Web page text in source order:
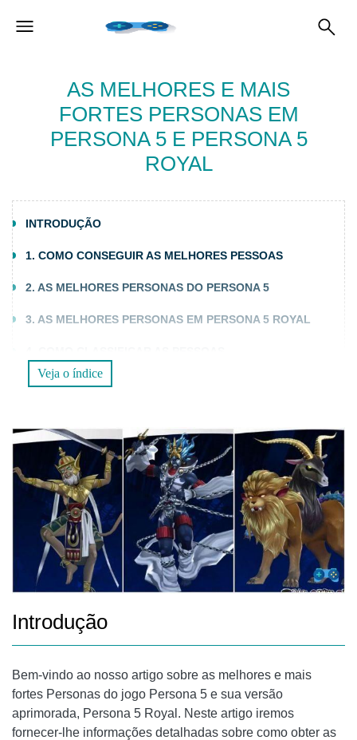
AS MELHORES E MAIS
FORTES PERSONAS EM
PERSONA 5 E PERSONA 5
ROYAL
INTRODUÇÃO
1. COMO CONSEGUIR AS MELHORES PESSOAS
2. AS MELHORES PERSONAS DO PERSONA 5
3. AS MELHORES PERSONAS EM PERSONA 5 ROYAL
PERGUNTAS FREQUENTES (FAQS)
ROYAL?
2. QUAL É A MELHOR ESTRATÉGIA PARA DERROTAR
CHEFES PODEROSOS EM PERSONA 5 E PERSONA 5
ROYAL?
CONCLUSÃO
Veja o índice
Introdução
Bem-vindo ao nosso artigo sobre as melhores e mais
fortes Personas do jogo Persona 5 e sua versão
aprimorada, Persona 5 Royal. Neste artigo iremos
fornecer-lhe informações detalhadas sobre como obter as